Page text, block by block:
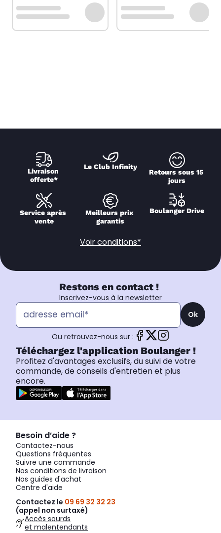
Livraison
offerte*
Le Club Infinity
Retours sous 15
jours
Service après
vente
Meilleurs prix
garantis
Boulanger Drive
Voir conditions*
Restons en contact !
Inscrivez-vous à la newsletter
Ok
Ou retrouvez-nous sur :
Téléchargez l'application Boulanger !
Profitez d'avantages exclusifs, du suivi de votre
commande, de conseils d'entretien et plus
encore.
Besoin d’aide ?
Contactez-nous
Questions fréquentes
Suivre une commande
Nos conditions de livraison
Nos guides d'achat
Centre d'aide
Contactez le 09 69 32 32 23
(appel non surtaxé)
Accès sourds
et malentendants